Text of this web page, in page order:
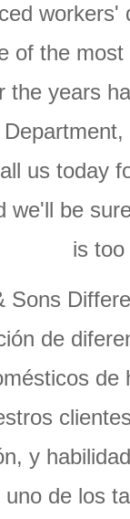
of the
the years
us today
we'll be
is
Sons
de
y
de los